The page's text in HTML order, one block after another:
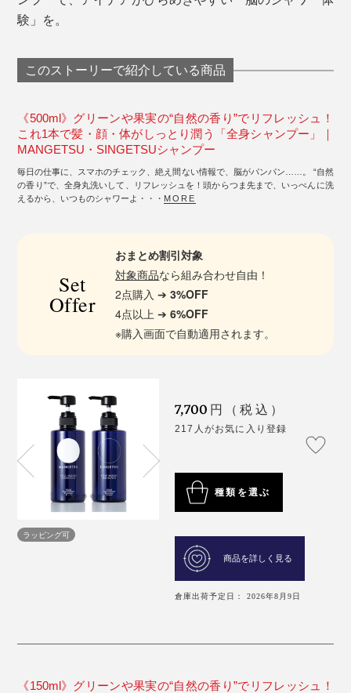
験」を。
このストーリーで紹介している商品
《500ml》グリーンや果実の“自然の香り”でリフレッシュ！
これ1本で髪・顔・体がしっとり潤う「全身シャンプー」｜
MANGETSU・SINGETSUシャンプー
毎日の仕事に、スマホのチェック、絶え間ない情報で、脳がパンパン……。 “自然
の香り”で、全身丸洗いして、リフレッシュを！頭からつま先まで、いっぺんに洗
えるから、いつものシャワーよ・・・ MORE
Set
Offer
おまとめ割引対象
対象商品なら組み合わせ自由！
2点購入 ➔3%OFF
4点以上 ➔6%OFF
※購入画面で自動適用されます。
ラッピング可
7,700 円（税込）
217人がお気に入り登録
種類を選ぶ
商品を詳しく見る
倉庫出荷予定日： 2026年8月9日
《150ml》グリーンや果実の“自然の香り”でリフレッシュ！